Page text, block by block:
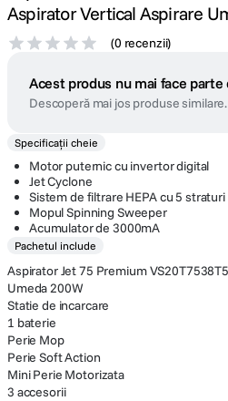
Aspirator Vertical Aspirare
(0 recenzii)
Acest produs nu mai face
Descoperă mai jos produse similare.
Specificații cheie
Motor puternic cu invertor digital
Jet Cyclone
Sistem de filtrare HEPA cu 5 straturi
Mopul Spinning Sweeper
Acumulator de 3000mA
Pachetul include
Aspirator Jet 75 Premium
Umeda 200W
Statie de incarcare
1 baterie
Perie Mop
Perie Soft Action
Mini Perie Motorizata
3 accesorii